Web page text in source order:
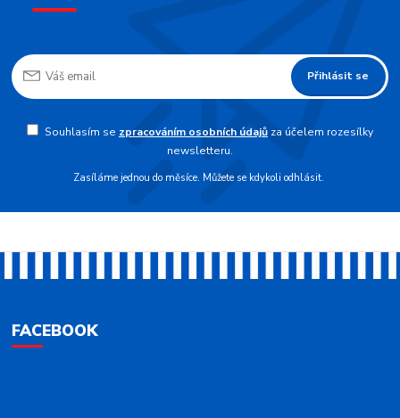
Přihlásit se
Souhlasím se zpracováním osobních údajůza účelem rozesílky
newsletteru.
Zasíláme jednou do měsíce. Můžete se kdykoli odhlásit.
FACEBOOK